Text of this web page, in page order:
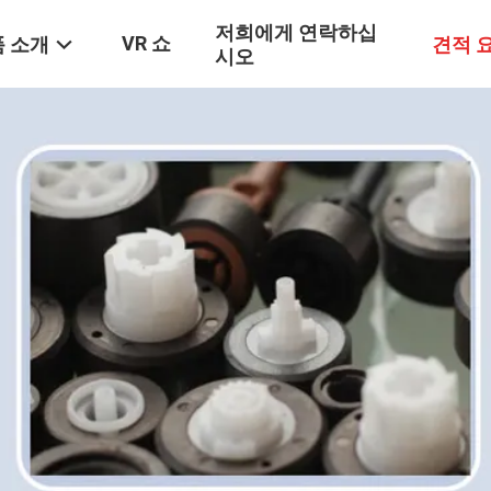
소개 VR 쇼
저희에게 연락하십
시오
견적